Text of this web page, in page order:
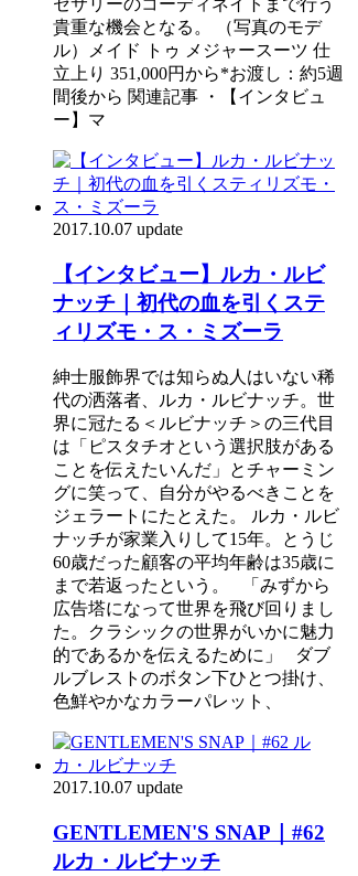
貴重な機会となる。 （写真のモデ
ル）メイド トゥ メジャースーツ 仕
立上り 351,000円から*お渡し：約5週
間後から 関連記事 ・【インタビュ
ー】マ
2017.10.07 update
【インタビュー】ルカ・ルビ
ナッチ｜初代の血を引くステ
ィリズモ・ス・ミズーラ
紳士服飾界では知らぬ人はいない稀
代の洒落者、ルカ・ルビナッチ。世
界に冠たる＜ルビナッチ＞の三代目
は「ピスタチオという選択肢がある
ことを伝えたいんだ」とチャーミン
グに笑って、自分がやるべきことを
ジェラートにたとえた。 ルカ・ルビ
ナッチが家業入りして15年。とうじ
60歳だった顧客の平均年齢は35歳に
まで若返ったという。 「みずから
広告塔になって世界を飛び回りまし
た。クラシックの世界がいかに魅力
的であるかを伝えるために」 ダブ
ルブレストのボタン下ひとつ掛け、
色鮮やかなカラーパレット、
2017.10.07 update
GENTLEMEN'S SNAP｜#62
ルカ・ルビナッチ